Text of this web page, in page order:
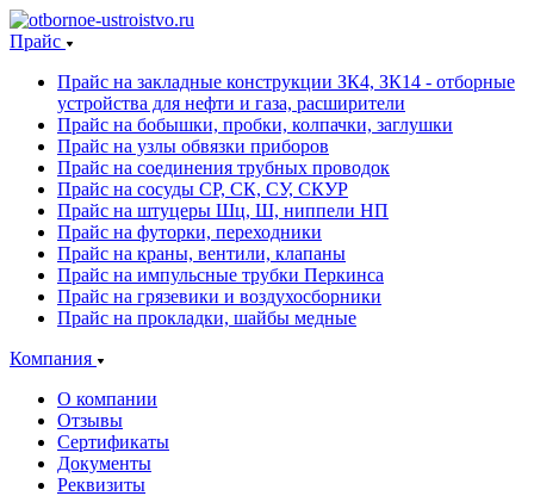
Прайс
Прайс на закладные конструкции ЗК4, ЗК14 - отборные
устройства для нефти и газа, расширители
Прайс на бобышки, пробки, колпачки, заглушки
Прайс на узлы обвязки приборов
Прайс на соединения трубных проводок
Прайс на сосуды СР, СК, СУ, СКУР
Прайс на штуцеры Шц, Ш, ниппели НП
Прайс на футорки, переходники
Прайс на краны, вентили, клапаны
Прайс на импульсные трубки Перкинса
Прайс на грязевики и воздухосборники
Прайс на прокладки, шайбы медные
Компания
О компании
Отзывы
Сертификаты
Документы
Реквизиты